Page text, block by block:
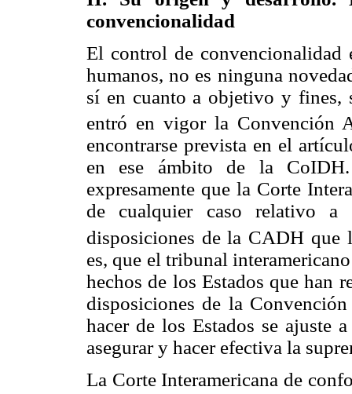
convencionalidad
El control de convencionalidad
humanos, no es ninguna
sí en cuanto a objetivo y fines,
entró en vigor la Convención
encontrarse prevista en el
en ese ámbito de la
expresamente que la Corte
de cualquier caso relativo
disposiciones de la CADH que
es, que el tribunal
hechos de los Estados que han
disposiciones de la
hacer de los Estados se ajuste
asegurar y hacer efectiva la
La Corte Interamericana de